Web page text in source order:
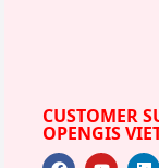
CUSTOMER
OPENGIS